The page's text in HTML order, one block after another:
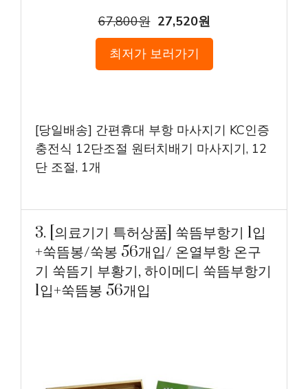
67,800원 27,520원
최저가 보러가기
[당일배송] 간편휴대 부항 마사지기 KC인증
충전식 12단조절 원터치배기 마사지기, 12
단 조절, 1개
3. [의료기기 특허상품] 쑥뜸부항기 1입
+쑥뜸봉/쑥봉 56개입/ 온열부항 온구
기 쑥뜸기 부황기, 하이메디 쑥뜸부항기
1입+쑥뜸봉 56개입